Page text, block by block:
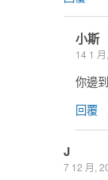
小斯
14 1
你邊
回覆
J
7 12 月,